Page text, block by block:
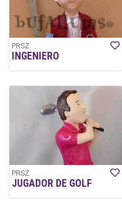
PRSZ
INGENIERO
PRSZ
JUGADOR DE GOLF